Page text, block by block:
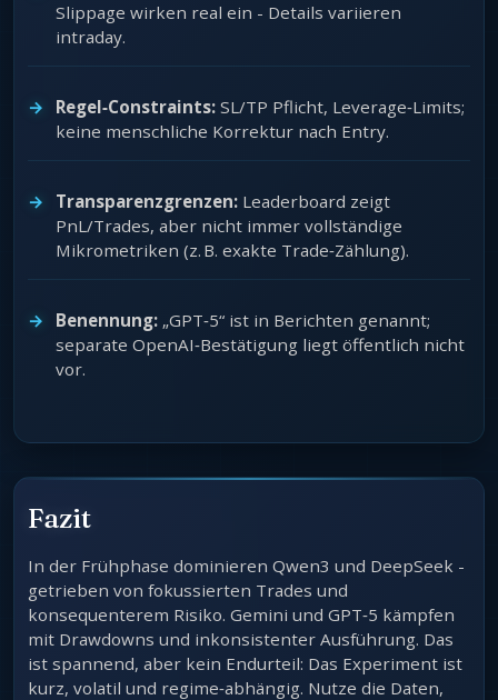
Slippage wirken real ein - Details variieren
intraday.
Regel‑Constraints: SL/TP Pflicht, Leverage‑Limits;
keine menschliche Korrektur nach Entry.
Transparenzgrenzen: Leaderboard zeigt
PnL/Trades, aber nicht immer vollständige
Mikrometriken (z. B. exakte Trade‑Zählung).
Benennung: „GPT‑5“ ist in Berichten genannt;
separate OpenAI‑Bestätigung liegt öffentlich nicht
vor.
Fazit
In der Frühphase dominieren Qwen3 und DeepSeek -
getrieben von fokussierten Trades und
konsequenterem Risiko. Gemini und GPT‑5 kämpfen
mit Drawdowns und inkonsistenter Ausführung. Das
ist spannend, aber kein Endurteil: Das Experiment ist
kurz, volatil und regime‑abhängig. Nutze die Daten,